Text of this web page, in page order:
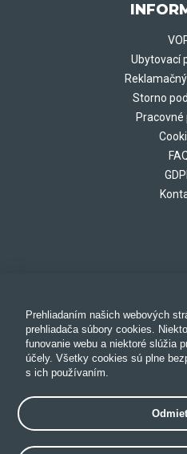
Ubytovací
Storno
Pracovné
Prehliadaním našich webových
prehliadača súbory cookies.
funovanie webu a niektoré slúžia
účely. Všetky cookies sú plne
s ich používaním.